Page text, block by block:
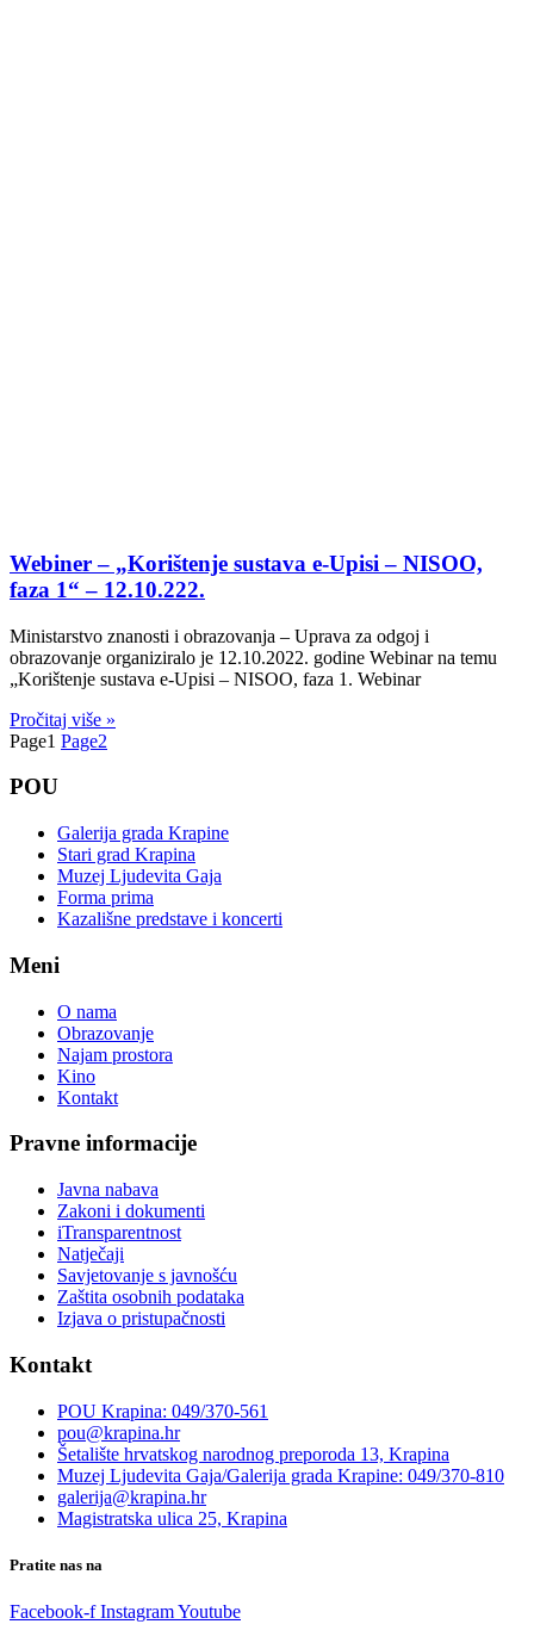
Webiner – „Korištenje sustava e-Upisi – NISOO,
faza 1“ – 12.10.222.
Ministarstvo znanosti i obrazovanja – Uprava za odgoj i
obrazovanje organiziralo je 12.10.2022. godine Webinar na temu
„Korištenje sustava e-Upisi – NISOO, faza 1. Webinar
Pročitaj više »
Page1 Page2
POU
Galerija grada Krapine
Stari grad Krapina
Muzej Ljudevita Gaja
Forma prima
Kazališne predstave i koncerti
Meni
O nama
Obrazovanje
Najam prostora
Kino
Kontakt
Pravne informacije
Javna nabava
Zakoni i dokumenti
iTransparentnost
Natječaji
Savjetovanje s javnošću
Zaštita osobnih podataka
Izjava o pristupačnosti
Kontakt
POU Krapina: 049/370-561
pou@krapina.hr
Šetalište hrvatskog narodnog preporoda 13, Krapina
Muzej Ljudevita Gaja/Galerija grada Krapine: 049/370-810
galerija@krapina.hr
Magistratska ulica 25, Krapina
Pratite nas na
Facebook-f InstagramYoutube